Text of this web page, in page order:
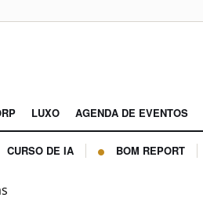
LUXO AGENDA DE EVENTOS
CURSO DE IA BOM REPORT